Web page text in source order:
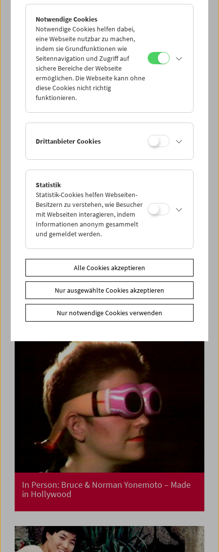
In Person und Carte Blanche: Viktoria Schmid
Widerspiegelnde Lichter
In Person: Onyeka Igwe
In Person: Bruce & Norman Yonemoto – Made
in Hollywood
Notwendige Cookies
Notwendige Cookies helfen dabei,
eine Webseite nutzbar zu machen,
indem sie Grundfunktionen wie
Seitennavigation und Zugriff auf
sichere Bereiche der Webseite
ermöglichen. Die Webseite kann ohne
diese Cookies nicht richtig
funktionieren.
Drittanbieter Cookies
Statistik
Statistik-Cookies helfen Webseiten-
Besitzern zu verstehen, wie Besucher
mit Webseiten interagieren, indem
Informationen anonym gesammelt
und gemeldet werden.
Alle Cookies akzeptieren
Nur ausgewählte Cookies akzeptieren
Nur notwendige Cookies verwenden